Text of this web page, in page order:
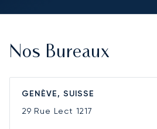
Nos Bureaux
GENÈVE, SUISSE
29 Rue Lect 1217